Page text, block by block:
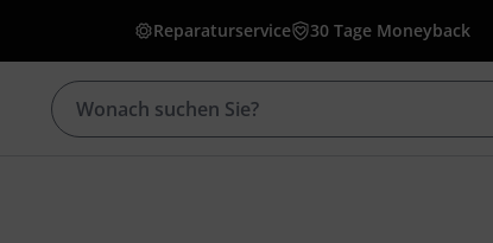
Reparaturservice 30 Tage Moneyback